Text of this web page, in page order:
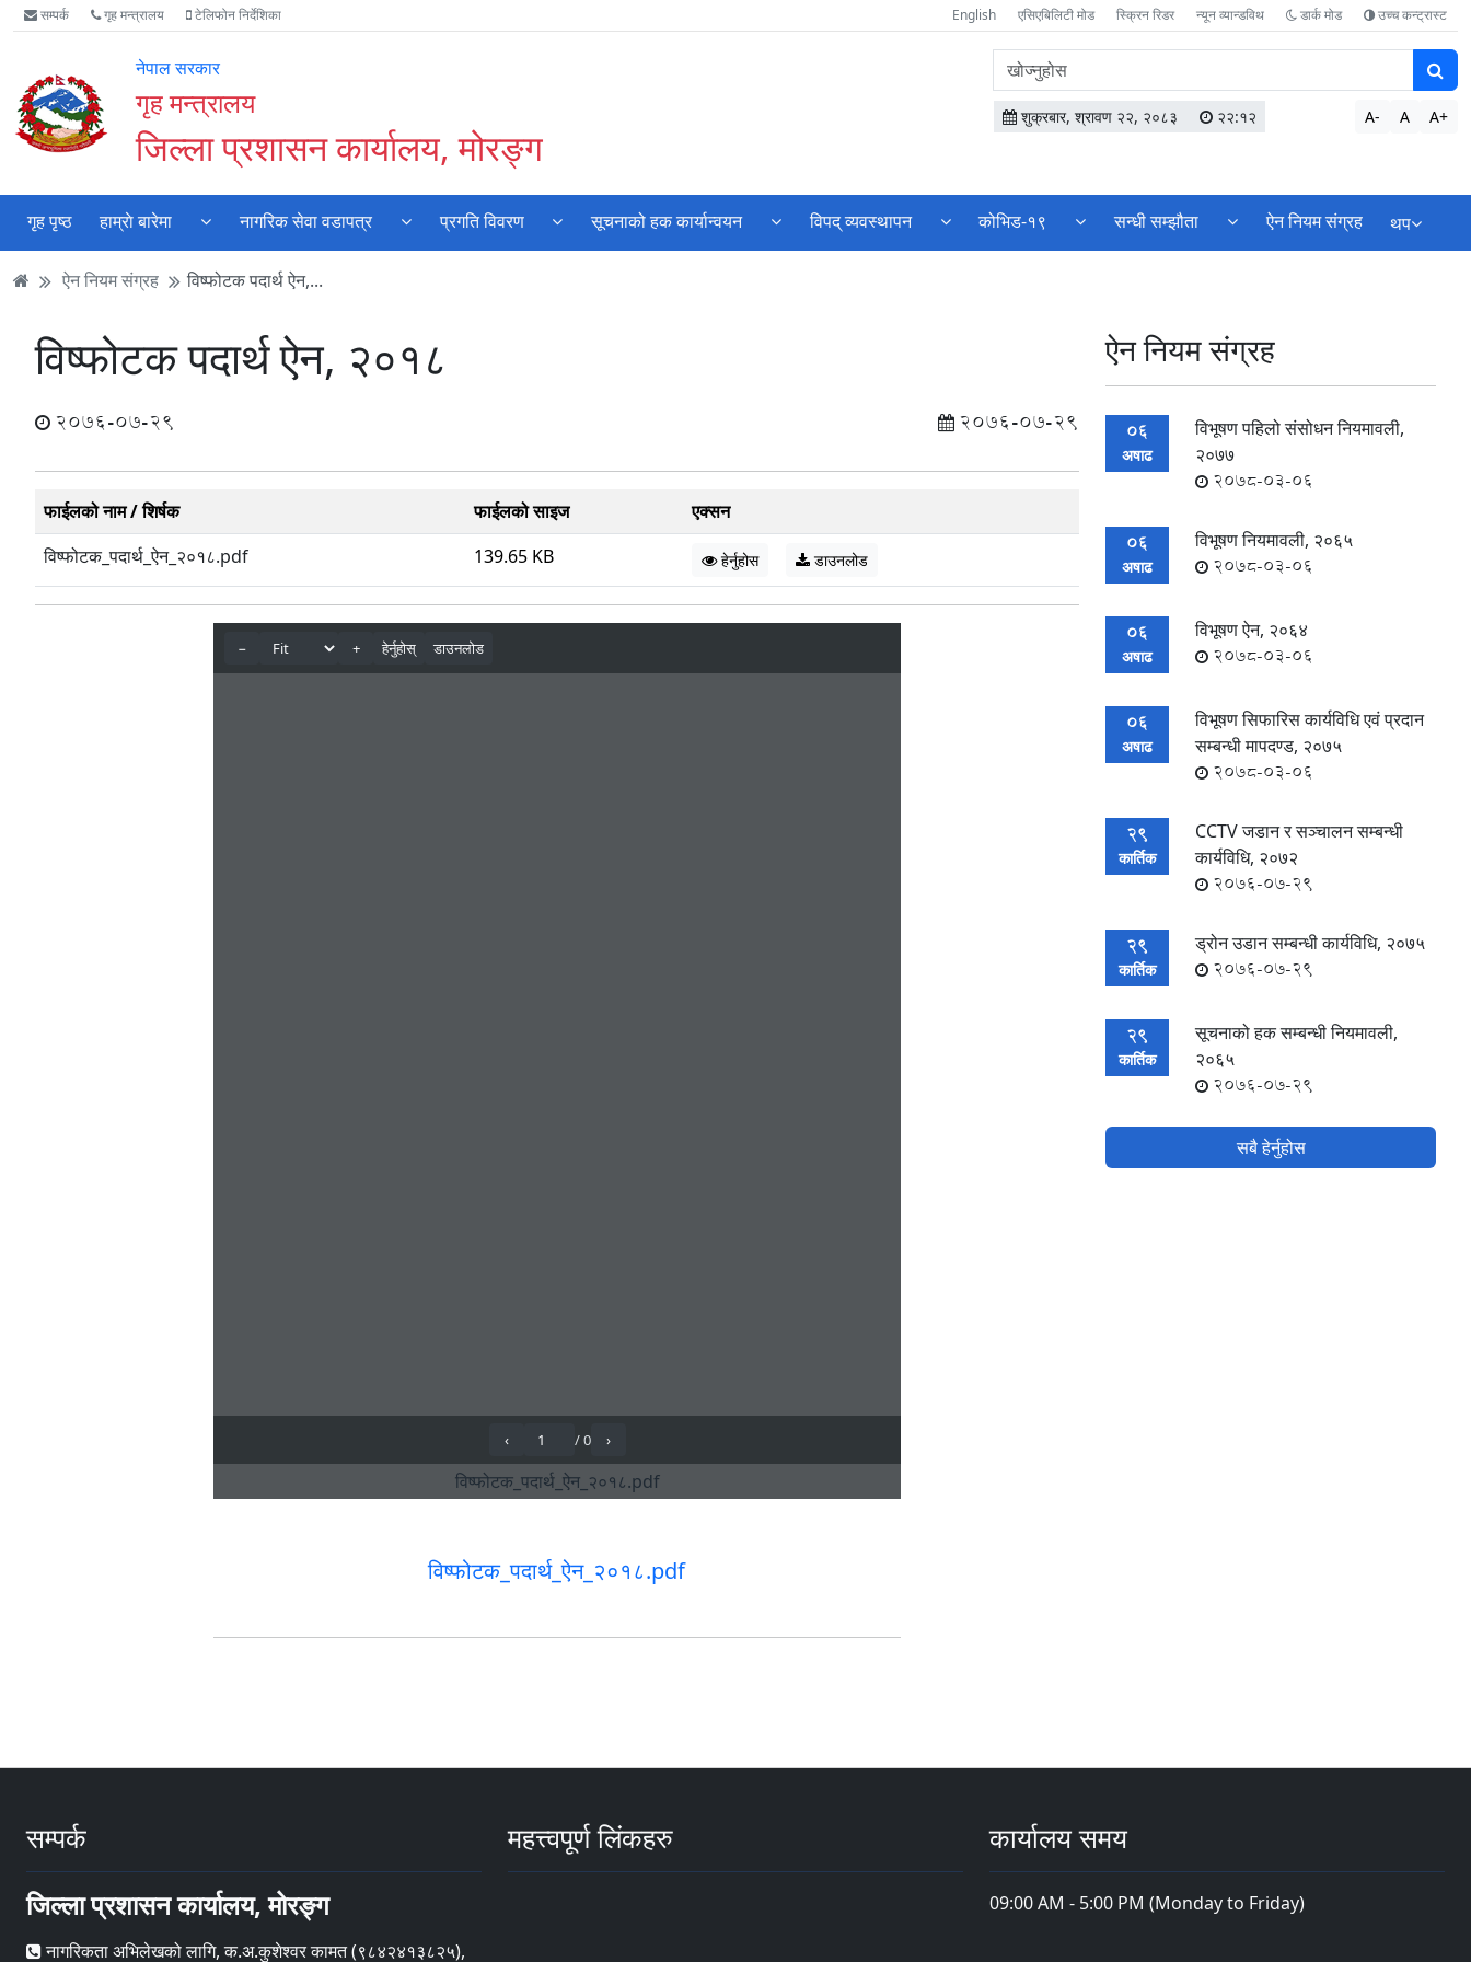
Accessibility
Mode
गर्नुहोस्
मुख्य
सामाग्री
मुख्य
नेभिगेसन
वेबसाइट
खोजमा
सम्पर्क गृह मन्त्रालय टेलिफोन निर्देशिका English एसिएबिलिटी मोड स्क्रिन रिडर न्यून व्यान्डविथ डार्क मोड उच्च कन्ट्रास्ट
नेपाल सरकार
गृह मन्त्रालय
जिल्ला प्रशासन कार्यालय, मोरङ्ग
वेबसाइटमा
सामग्री
खोज्नुहोस
शुक्रबार, श्रावण २२, २०८३ २२:१२ A- A A+
गृह पृष्ठ हाम्राे बारेमा नागरिक सेवा वडापत्र प्रगति विवरण सूचनाको हक कार्यान्वयन विपद् व्यवस्थापन कोभिड-१९ सन्धी सम्झौता ऐन नियम संग्रह थप
ऐन नियम संग्रह विष्फोटक पदार्थ ऐन,...
विष्फोटक पदार्थ ऐन, २०१८
2076-07-29 2076-07-29
फाईलको नाम / शिर्षक फाईलको साइज
एक्सन
विष्फोटक_पदार्थ_ऐन_२०१८.pdf
139.65 KB हेर्नुहोस डाउनलोड
विष्फोटक_पदार्थ_ऐन_२०१८.pdf
ऐन नियम संग्रह
06
अषाढ
विभूषण पहिलो संसोधन नियमावली,
२०७७
2078-03-06
06
अषाढ
विभूषण नियमावली, २०६५
2078-03-06
06
अषाढ
विभूषण ऐन, २०६४
2078-03-06
06
अषाढ
विभूषण सिफारिस कार्यविधि एवं प्रदान
सम्बन्धी मापदण्ड, २०७५
2078-03-06
29
कार्तिक
CCTV जडान र सञ्चालन सम्बन्धी
कार्यविधि, २०७२
2076-07-29
29
कार्तिक
ड्रोन उडान सम्बन्धी कार्यविधि, २०७५
2076-07-29
29
कार्तिक
सूचनाको हक सम्बन्धी नियमावली,
२०६५
2076-07-29
सबै हेर्नुहोस
सम्पर्क
जिल्ला प्रशासन कार्यालय, मोरङ्ग
नागरिकता अभिलेखको लागि, क.अ.कुशेश्वर कामत (९८४२४१३८२५),
महत्त्वपूर्ण लिंकहरु कार्यालय समय
09:00 AM - 5:00 PM (Monday to Friday)